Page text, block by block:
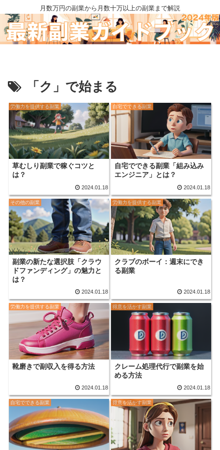
月数万円の副業から月数十万以上の副業まで解説
「ク」で始まる
労働力を提供する副業
草むしり副業で稼ぐコツと
は？
2024.01.18
自宅でできる副業
自宅でできる副業「組み込み
エンジニア」とは？
2024.01.18
その他の副業
副業の新たな選択肢「クラウ
ドファンディング」の魅力と
は？
2024.01.18
労働力を提供する副業
クラブのボーイ：週末にでき
る副業
2024.01.18
労働力を提供する副業
靴磨きで副収入を得る方法
2024.01.18
得意を活かす副業
クレーム処理代行で副業を始
める方法
2024.01.18
自宅でできる副業 得意を活かす副業